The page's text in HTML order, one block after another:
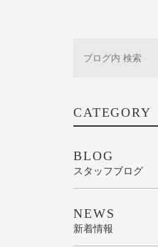
より快適な義歯に
CATEGORY
BLOG
スタッフブログ
NEWS
新着情報